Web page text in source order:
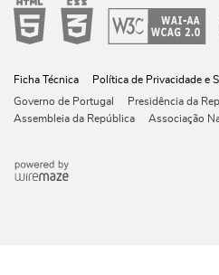
Ficha Técnica
Política de Privacidade e
Governo de Portugal
Presidência da
Assembleia da República
Associação